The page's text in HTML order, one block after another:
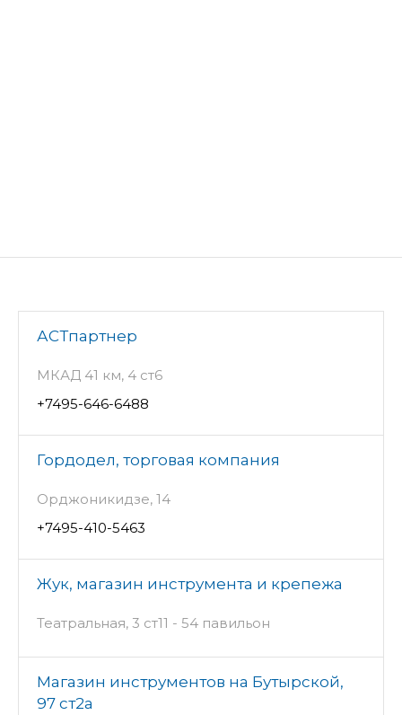
АСТпартнер
МКАД 41 км, 4 ст6
+7495-646-6488
Гордодел, торговая компания
Орджоникидзе, 14
+7495-410-5463
Жук, магазин инструмента и крепежа
Театральная, 3 ст11 - 54 павильон
Магазин инструментов на Бутырской,
97 ст2а